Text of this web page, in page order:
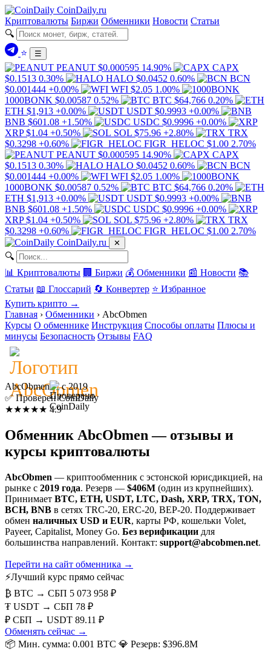
CoinDaily.ru
Криптовалюты Биржи Обменники Новости Статьи
🔍
⭐
☰
PEANUT $0.000595 14.90%
CAPX
$0.1513 0.30% HALO $0.0452 0.60%
BCN
$0.001444 +0.00% WFI $2.05 1.00%
1000BONK $0.00587 0.52% BTC $64,766 0.20%
ETH $1,913 +0.00% USDT $0.9993 +0.00%
BNB $601.08 +1.50% USDC $0.9996 +0.00%
XRP $1.04 +0.50% SOL $75.96 +2.80%
TRX
$0.3298 +0.60% FIGR_HELOC $1.00 2.70%
PEANUT $0.000595 14.90%
CAPX
$0.1513 0.30% HALO $0.0452 0.60%
BCN
$0.001444 +0.00% WFI $2.05 1.00%
1000BONK $0.00587 0.52% BTC $64,766 0.20%
ETH $1,913 +0.00% USDT $0.9993 +0.00%
BNB $601.08 +1.50% USDC $0.9996 +0.00%
XRP $1.04 +0.50% SOL $75.96 +2.80%
TRX
$0.3298 +0.60% FIGR_HELOC $1.00 2.70%
CoinDaily.ru ✕
🔍
📊 Криптовалюты 🏢 Биржи 💰 Обменники 📰 Новости 📚
Статьи 📖 Глоссарий 🔄 Конвертер ⭐ Избранное
Купить крипто →
Главная › Обменники › AbcObmen
Курсы О обменнике Инструкция Способы оплаты Плюсы и
минусы Безопасность Отзывы FAQ
AbcObmen
с 2019
✅ Проверен CoinDaily
★★★★★ 4.9
Обменник AbcObmen — отзывы и
курсы криптовалюты
AbcObmen — криптообменник с эстонской юрисдикцией, на
рынке с 2019 года. Резерв — $406M (один из крупнейших).
Принимает BTC, ETH, USDT, LTC, Dash, XRP, TRX, TON,
BCH, BNB в сетях TRC-20, ERC-20, BEP-20. Поддерживает
обмен наличных USD и EUR, карты РФ, кошельки Volet,
Payeer, Capitalist, Money Go. Без верификации для
большинства направлений. Контакт: support@abcobmen.net.
Перейти на сайт обменника →
⚡Лучший курс прямо сейчас
₿ BTC → СБП 5 073 958 ₽
₮ USDT → СБП 78 ₽
₽ СБП → USDT 89.11 ₽
Обменять сейчас →
📦 Мин. сумма: 0.001 BTC 💎 Резерв: $396.8M